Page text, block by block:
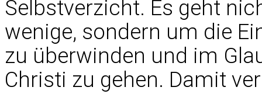
Selbstverzicht. Es geht
wenige, sondern um die
zu überwinden und im
Christi zu gehen. Damit